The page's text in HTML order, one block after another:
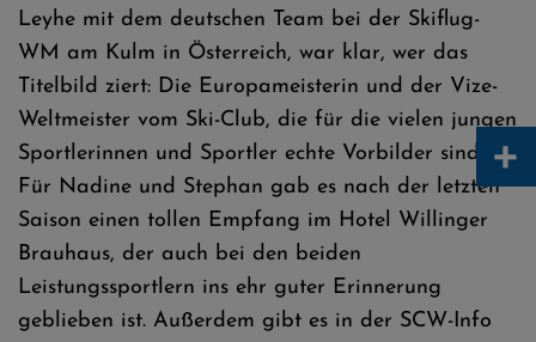
Leyhe mit dem deutschen Team bei der Skiflug-
WM am Kulm in Österreich, war klar, wer das
Titelbild ziert: Die Europameisterin und der Vize-
Weltmeister vom Ski-Club, die für die vielen jungen
Sportlerinnen und Sportler echte Vorbilder sind.
Für Nadine und Stephan gab es nach der letzten
Saison einen tollen Empfang im Hotel Willinger
Brauhaus, der auch bei den beiden
Leistungssportlern ins ehr guter Erinnerung
geblieben ist. Außerdem gibt es in der SCW-Info
+